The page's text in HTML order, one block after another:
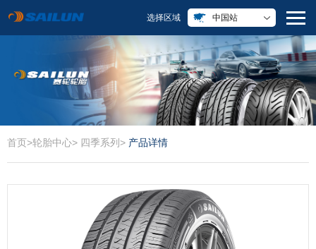
选择区域 中国站
首页>轮胎中心> 四季系列 > 产品详情